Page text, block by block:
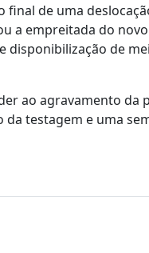
final de uma
a empreitada do
de
ao agravamento da
testagem e uma